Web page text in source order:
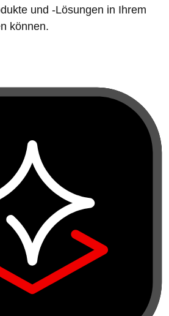
und -Lösungen in Ihrem
können.